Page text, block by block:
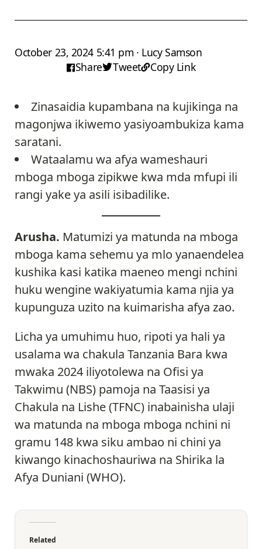
October 23, 2024 5:41 pm · Lucy Samson
Share
Tweet Copy Link
Zinasaidia kupambana na kujikinga na
magonjwa ikiwemo yasiyoambukiza kama
saratani.
Wataalamu wa afya wameshauri
mboga mboga zipikwe kwa mda mfupi ili
rangi yake ya asili isibadilike.
Arusha. Matumizi ya matunda na mboga
mboga kama sehemu ya mlo yanaendelea
kushika kasi katika maeneo mengi nchini
huku wengine wakiyatumia kama njia ya
kupunguza uzito na kuimarisha afya zao.
Licha ya umuhimu huo, ripoti ya hali ya
usalama wa chakula Tanzania Bara kwa
mwaka 2024 iliyotolewa na Ofisi ya
Takwimu (NBS) pamoja na Taasisi ya
Chakula na Lishe (TFNC) inabainisha ulaji
wa matunda na mboga mboga nchini ni
gramu 148 kwa siku ambao ni chini ya
kiwango kinachoshauriwa na Shirika la
Afya Duniani (WHO).
Related